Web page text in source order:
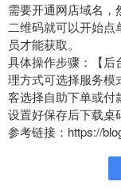
需要开通网店域名，
二维码就可以开始
员才能获取。
具体操作步骤：【后
理方式可选择服务模
客选择自助下单或付
设置好保存后下载桌
参考链接：https://